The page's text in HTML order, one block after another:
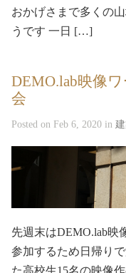
おかげさまで多くの
うです 一日 […]
DEMO.lab映像
会
Posted on Feb 6, 2020 in
先週末はDEMO.lab映
参加するため日帰り
た高校生15名の映像